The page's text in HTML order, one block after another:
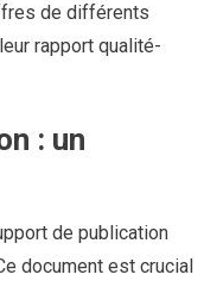
de différents
rapport qualité-
: un
de publication
document est crucial